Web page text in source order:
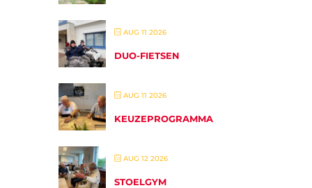
AUG 11 2026
DUO-FIETSEN
AUG 11 2026
KEUZEPROGRAMMA
AUG 12 2026
STOELGYM